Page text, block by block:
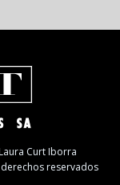
Curt Iborra
derechos reservados